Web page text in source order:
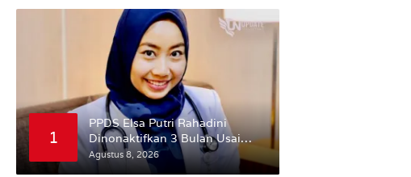
1
PPDS Elsa Putri Rahadini
Dinonaktifkan 3 Bulan Usai
Komentar yang Dinilai
Nirempati ke Pasien BPJS
Agustus 8, 2026